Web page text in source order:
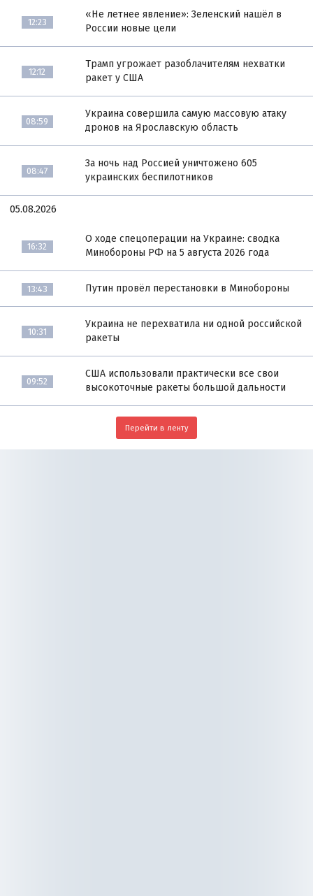
12:23
«Не летнее явление»: Зеленский нашёл в
России новые цели
12:12
Трамп угрожает разоблачителям нехватки
ракет у США
08:59
Украина совершила самую массовую атаку
дронов на Ярославскую область
08:47
За ночь над Россией уничтожено 605
украинских беспилотников
05.08.2026
16:32
О ходе спецоперации на Украине: сводка
Минобороны РФ на 5 августа 2026 года
13:43 Путин провёл перестановки в Минобороны
10:31
Украина не перехватила ни одной российской
ракеты
09:52
США использовали практически все свои
высокоточные ракеты большой дальности
Перейти в ленту